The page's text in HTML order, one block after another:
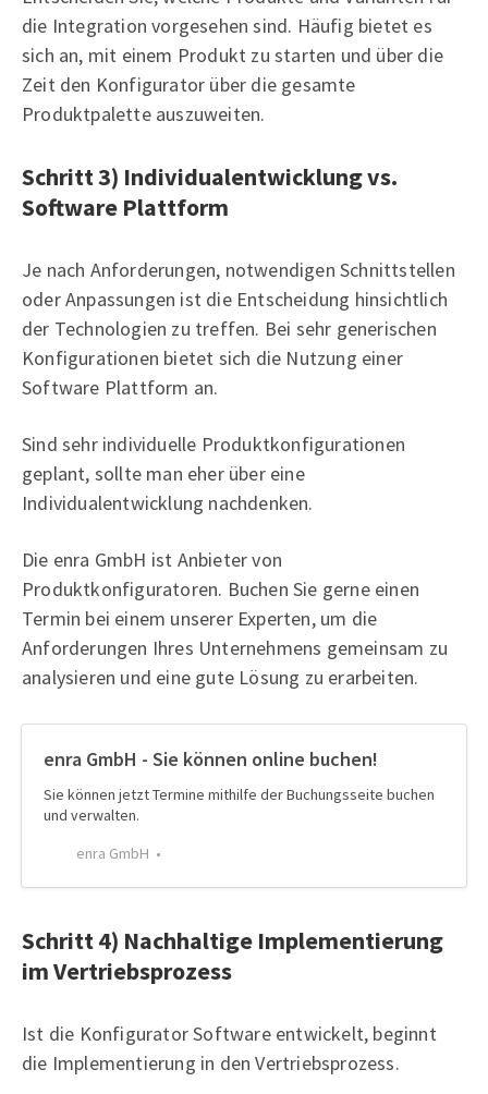
die Integration vorgesehen sind. Häufig bietet es
sich an, mit einem Produkt zu starten und über die
Zeit den Konfigurator über die gesamte
Produktpalette auszuweiten.
Schritt 3) Individualentwicklung vs.
Software Plattform
Je nach Anforderungen, notwendigen Schnittstellen
oder Anpassungen ist die Entscheidung hinsichtlich
der Technologien zu treffen. Bei sehr generischen
Konfigurationen bietet sich die Nutzung einer
Software Plattform an.
Sind sehr individuelle Produktkonfigurationen
geplant, sollte man eher über eine
Individualentwicklung nachdenken.
Die enra GmbH ist Anbieter von
Produktkonfiguratoren. Buchen Sie gerne einen
Termin bei einem unserer Experten, um die
Anforderungen Ihres Unternehmens gemeinsam zu
analysieren und eine gute Lösung zu erarbeiten.
enra GmbH - Sie können online buchen!
Sie können jetzt Termine mithilfe der Buchungsseite buchen
und verwalten.
enra GmbH
Schritt 4) Nachhaltige Implementierung
im Vertriebsprozess
Ist die Konfigurator Software entwickelt, beginnt
die Implementierung in den Vertriebsprozess.